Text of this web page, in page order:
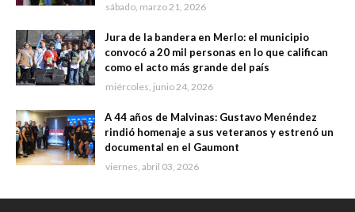
sábado, marzo 21, 2026
Jura de la bandera en Merlo: el municipio
convocó a 20 mil personas en lo que califican
como el acto más grande del país
miércoles, junio 24, 2026
A 44 años de Malvinas: Gustavo Menéndez
rindió homenaje a sus veteranos y estrenó un
documental en el Gaumont
viernes, abril 03, 2026